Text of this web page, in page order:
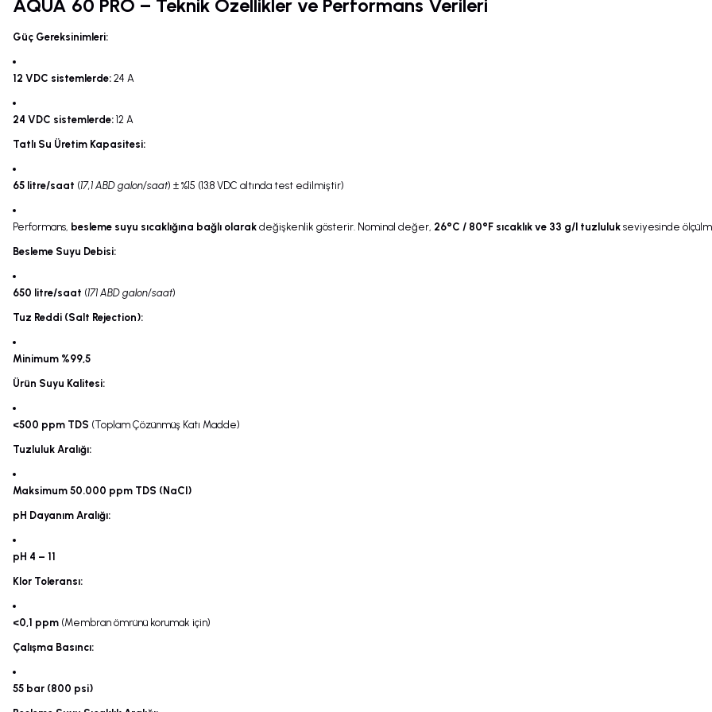
AQUA 60 PRO – Teknik Özellikler ve Performans Verileri
Güç Gereksinimleri:
12 VDC sistemlerde: 24 A
24 VDC sistemlerde: 12 A
Tatlı Su Üretim Kapasitesi:
65 litre/saat (17,1 ABD galon/saat) ± %15 (13.8 VDC altında test edilmiştir)
Performans, besleme suyu sıcaklığına bağlı olarak değişkenlik gösterir. Nominal değer, 26°C / 80°F sıcaklık ve 33 g/l tuzluluk seviyesinde
Besleme Suyu Debisi:
650 litre/saat (171 ABD galon/saat)
Tuz Reddi (Salt Rejection):
Minimum %99,5
Ürün Suyu Kalitesi:
<500 ppm TDS (Toplam Çözünmüş Katı Madde)
Tuzluluk Aralığı:
Maksimum 50.000 ppm TDS (NaCl)
pH Dayanım Aralığı:
pH 4 – 11
Klor Toleransı:
<0,1 ppm (Membran ömrünü korumak için)
Çalışma Basıncı:
55 bar (800 psi)